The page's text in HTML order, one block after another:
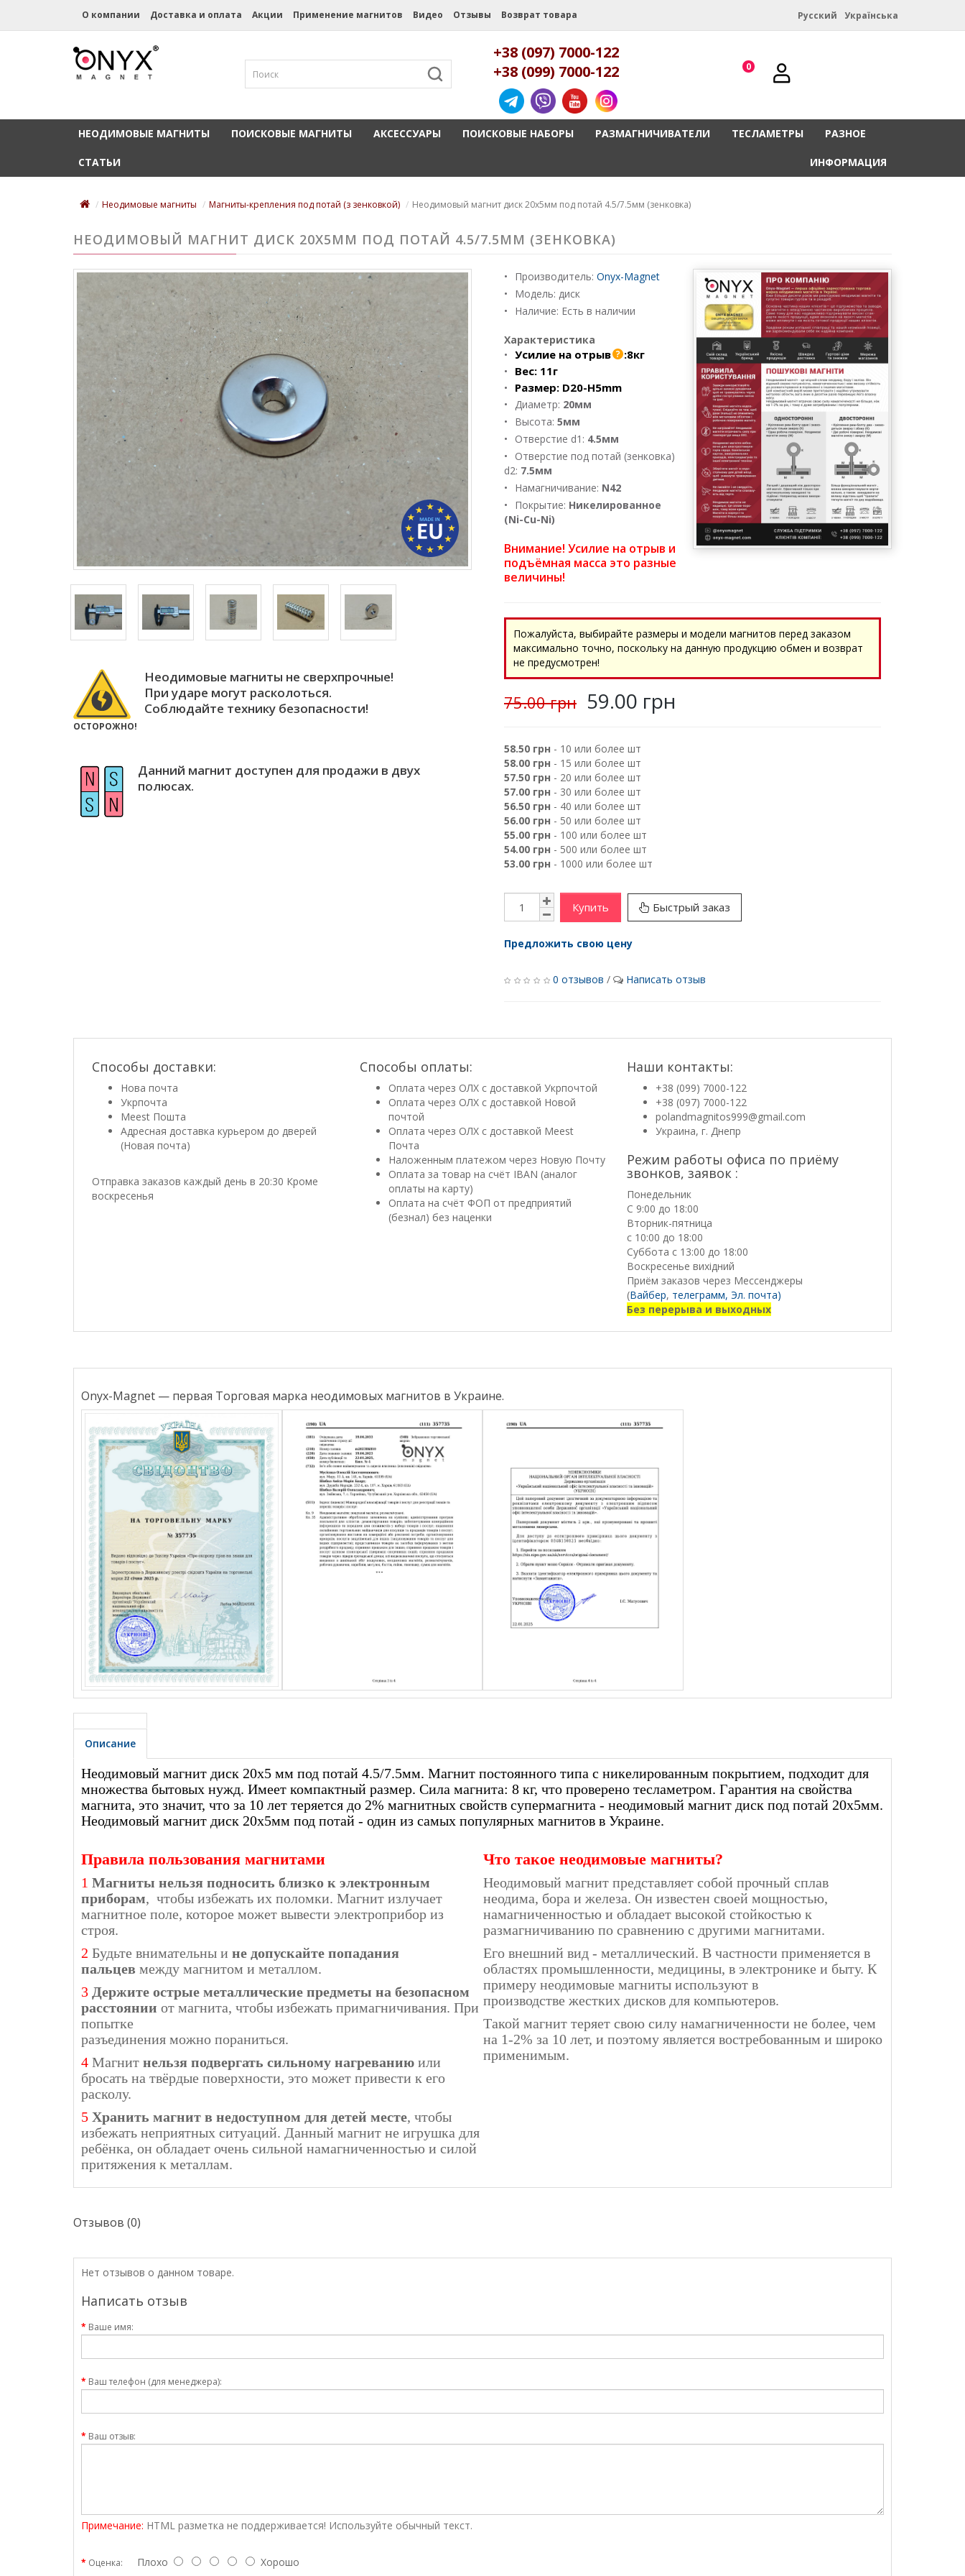
О компании Доставка и оплата Акции Применение магнитов Видео Отзывы Возврат товара Русский Українська
+38 (097) 7000-122
+38 (099) 7000-122
0
НЕОДИМОВЫЕ МАГНИТЫ ПОИСКОВЫЕ МАГНИТЫ АКСЕССУАРЫ ПОИСКОВЫЕ НАБОРЫ РАЗМАГНИЧИВАТЕЛИ ТЕСЛАМЕТРЫ РАЗНОЕ
СТАТЬИ ИНФОРМАЦИЯ
Неодимовые магниты Магниты-крепления под потай (з зенковкой) Неодимовый магнит диск 20x5мм под потай 4.5/7.5мм (зенковка)
НЕОДИМОВЫЙ МАГНИТ ДИСК 20X5ММ ПОД ПОТАЙ 4.5/7.5ММ (ЗЕНКОВКА)
ОСТОРОЖНО!
Неодимовые магниты не сверхпрочные!
При ударе могут расколоться.
Соблюдайте технику безопасности!
Данний магнит доступен для продажи в двух
полюсах.
Производитель: Onyx-Magnet
Модель: диск
Наличие: Есть в наличии
Характеристика
Усилие на отрыв :8кг
Вес: 11г
Размер: D20-H5mm
Диаметр: 20мм
Высота: 5мм
Отверстие d1: 4.5мм
Отверстие под потай (зенковка)
d2: 7.5мм
Намагничивание: N42
Покрытие: Никелированное
(Ni-Cu-Ni)
Внимание! Усилие на отрыв и
подъёмная масса это разные
величины!
Пожалуйста, выбирайте размеры и модели магнитов перед заказом
максимально точно, поскольку на данную продукцию обмен и возврат
не предусмотрен!
75.00 грн 59.00 грн
58.50 грн - 10 или более шт
58.00 грн - 15 или более шт
57.50 грн - 20 или более шт
57.00 грн - 30 или более шт
56.50 грн - 40 или более шт
56.00 грн - 50 или более шт
55.00 грн - 100 или более шт
54.00 грн - 500 или более шт
53.00 грн - 1000 или более шт
Купить Быстрый заказ
Предложить свою цену
0 отзывов / Написать отзыв
Способы доставки:
Нова почта
Укрпочта
Meest Пошта
Адресная доставка курьером до дверей
(Новая почта)
Отправка заказов каждый день в 20:30 Кроме
воскресенья
Способы оплаты:
Оплата через ОЛХ с доставкой Укрпочтой
Оплата через ОЛХ с доставкой Новой
почтой
Оплата через ОЛХ с доставкой Meest
Почта
Наложенным платежом через Новую Почту
Оплата за товар на счёт IBAN (аналог
оплаты на карту)
Оплата на счёт ФОП от предприятий
(безнал) без наценки
Наши контакты:
+38 (099) 7000-122
+38 (097) 7000-122
polandmagnitos999@gmail.com
Украина, г. Днепр
Режим работы офиса по приёму
звонков, заявок :
Понедельник
С 9:00 до 18:00
Вторник-пятница
с 10:00 до 18:00
Суббота с 13:00 до 18:00
Воскресенье вихідний
Приём заказов через Мессенджеры
(Вайбер, телеграмм,Эл. почта)
Без перерыва и выходных
Onyx-Magnet — первая Торговая марка неодимовых магнитов в Украине.
Описание
Неодимовый магнит диск 20x5 мм под потай 4.5/7.5мм. Магнит постоянного типа с никелированным покрытием, подходит для
множества бытовых нужд. Имеет компактный размер. Сила магнита: 8 кг, что проверено тесламетром. Гарантия на свойства
магнита, это значит, что за 10 лет теряется до 2% магнитных свойств супермагнита - неодимовый магнит диск под потай 20х5мм.
Неодимовый магнит диск 20х5мм под потай - один из самых популярных магнитов в Украине.
Правила пользования магнитами Что такое неодимовые магниты?
1 Магниты нельзя подносить близко к электронным
приборам, чтобы избежать их поломки. Магнит излучает
магнитное поле, которое может вывести электроприбор из
строя.
2 Будьте внимательны и не допускайте попадания
пальцев между магнитом и металлом.
3 Держите острые металлические предметы на безопасном
расстоянии от магнита, чтобы избежать примагничивания. При
попытке
разъединения можно пораниться.
4 Магнит нельзя подвергать сильному нагреванию или
бросать на твёрдые поверхности, это может привести к его
расколу.
5 Хранить магнит в недоступном для детей месте, чтобы
избежать неприятных ситуаций. Данный магнит не игрушка для
ребёнка, он обладает очень сильной намагниченностью и силой
притяжения к металлам.
Неодимовый магнит представляет собой прочный сплав
неодима, бора и железа. Он известен своей мощностью,
намагниченностью и обладает высокой стойкостью к
размагничиванию по сравнению с другими магнитами.
Его внешний вид - металлический. В частности применяется в
областях промышленности, медицины, в электронике и быту. К
примеру неодимовые магниты используют в
производстве жестких дисков для компьютеров.
Такой магнит теряет свою силу намагниченности не более, чем
на 1-2% за 10 лет, и поэтому является востребованным и широко
применимым.
Отзывов (0)
Нет отзывов о данном товаре.
Написать отзыв
Ваше имя:
Ваш телефон (для менеджера):
Ваш отзыв:
Примечание: HTML разметка не поддерживается! Используйте обычный текст.
Оценка: Плохо Хорошо